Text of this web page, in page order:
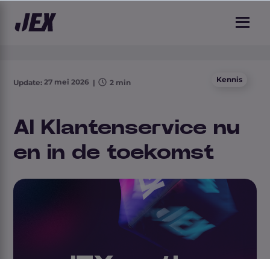
Update: 27 mei 2026 | 2 min Kennis
AI Klantenservice nu
en in de toekomst